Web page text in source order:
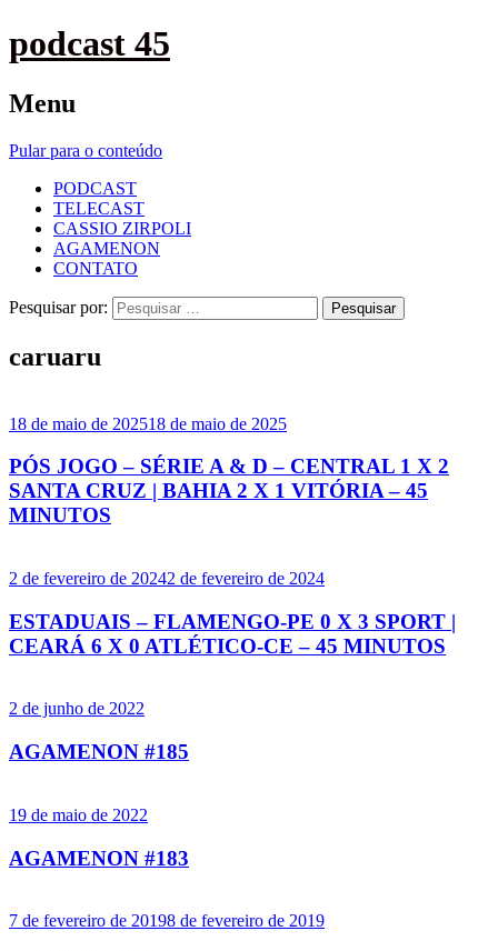
podcast 45
Menu
Pular para o conteúdo
PODCAST
TELECAST
CASSIO ZIRPOLI
AGAMENON
CONTATO
Pesquisar por:
caruaru
18 de maio de 202518 de maio de 2025
PÓS JOGO – SÉRIE A & D – CENTRAL 1 X 2
SANTA CRUZ | BAHIA 2 X 1 VITÓRIA – 45
MINUTOS
2 de fevereiro de 20242 de fevereiro de 2024
ESTADUAIS – FLAMENGO-PE 0 X 3 SPORT |
CEARÁ 6 X 0 ATLÉTICO-CE – 45 MINUTOS
2 de junho de 2022
AGAMENON #185
19 de maio de 2022
AGAMENON #183
7 de fevereiro de 20198 de fevereiro de 2019